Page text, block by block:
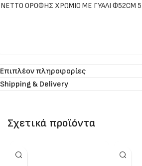
NETTO ΟΡΟΦΗΣ ΧΡΩΜΙΟ ΜΕ ΓΥΑΛΙ Φ52CM
Επιπλέον πληροφορίες
Shipping & Delivery
Σχετικά προϊόντα